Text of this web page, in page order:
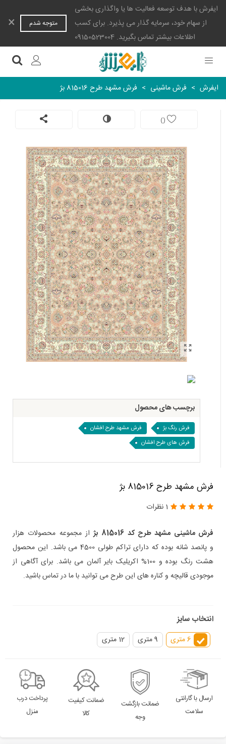
ایفرش با هدف توسعه فعالیت ها یا واگذاری بخشی
از سهام خود، سرمایه گذار می پذیرد. برای کسب
اطلاعات بیشتر تماس بگیرید. 09150523004
متوجه شدم ×
ایفرش > فرش ماشینی > فرش مشهد طرح 815016 بژ
(
)
برچسب های محصول
فرش رنگ بژ
فرش مشهد طرح افشان
فرش های طرح افشان
فرش مشهد طرح 815016 بژ
1 نظرات
فرش ماشینی مشهد طرح کد 815016 بژاز مجموعه محصولات هزار
و پانصد شانه بوده که دارای تراکم طولی 4500 می باشد. این محصول
هشت رنگ بوده و 100% اکریلیک بایر آلمان می باشد. برای آگاهی از
موجودی قالیچه و کناره های این طرح می توانید با ما در تماس باشید.
انتخاب سایز
6 متری 9 متری 12 متری
ارسال با گارانتی
سلامت
ضمانت بازگشت
وجه
ضمانت کیفیت
کالا
پرداخت درب
منزل